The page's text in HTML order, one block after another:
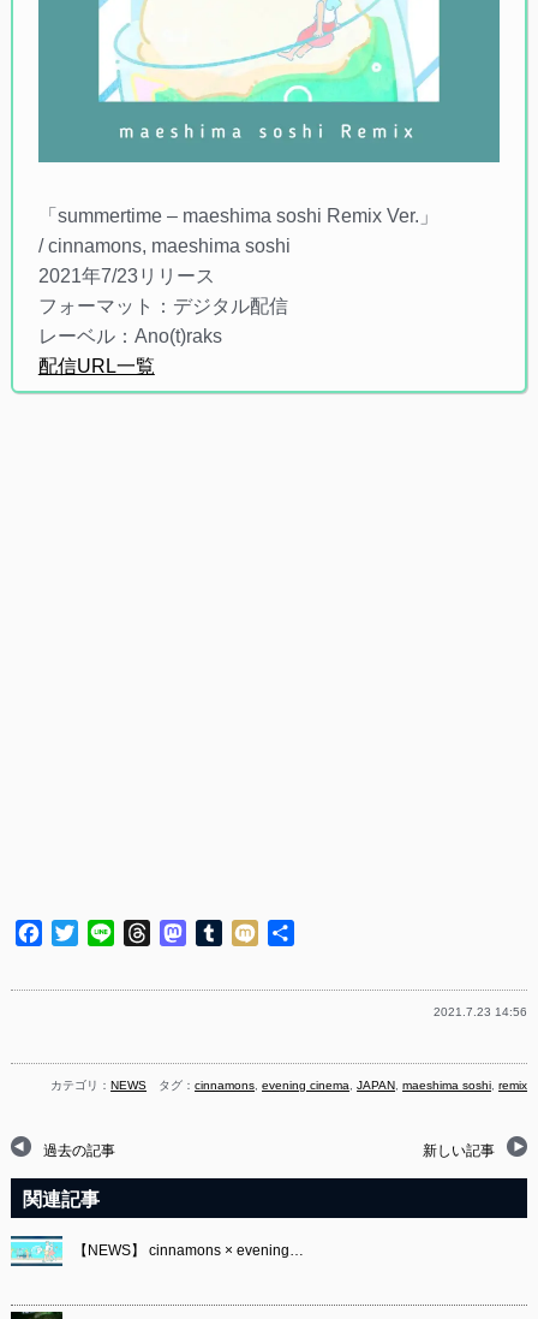
「summertime – maeshima soshi Remix Ver.」
/ cinnamons, maeshima soshi
2021年7/23リリース
フォーマット：デジタル配信
レーベル：Ano(t)raks
配信URL一覧
Facebook
TwitterLine ThreadsMastodon
Tumblr
Mixi
2021.7.23 14:56
カテゴリ： NEWS タグ：cinnamons,evening cinema,JAPAN,maeshima soshi,remix
過去の記事 新しい記事
関連記事
【NEWS】 cinnamons × evening…